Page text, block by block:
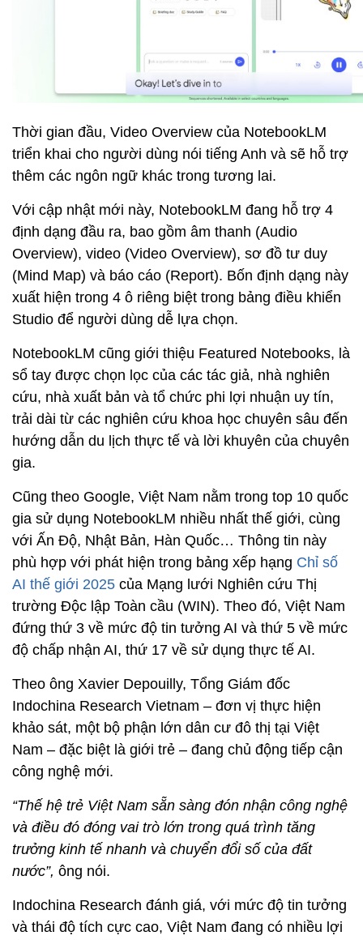
Thời gian đầu, Video Overview của NotebookLM
triển khai cho người dùng nói tiếng Anh và sẽ hỗ trợ
thêm các ngôn ngữ khác trong tương lai.
Với cập nhật mới này, NotebookLM đang hỗ trợ 4
định dạng đầu ra, bao gồm âm thanh (Audio
Overview), video (Video Overview), sơ đồ tư duy
(Mind Map) và báo cáo (Report). Bốn định dạng này
xuất hiện trong 4 ô riêng biệt trong bảng điều khiển
Studio để người dùng dễ lựa chọn.
NotebookLM cũng giới thiệu Featured Notebooks, là
sổ tay được chọn lọc của các tác giả, nhà nghiên
cứu, nhà xuất bản và tổ chức phi lợi nhuận uy tín,
trải dài từ các nghiên cứu khoa học chuyên sâu đến
hướng dẫn du lịch thực tế và lời khuyên của chuyên
gia.
Cũng theo Google, Việt Nam nằm trong top 10 quốc
gia sử dụng NotebookLM nhiều nhất thế giới, cùng
với Ấn Độ, Nhật Bản, Hàn Quốc… Thông tin này
phù hợp với phát hiện trong bảng xếp hạng Chỉ số
AI thế giới 2025 của Mạng lưới Nghiên cứu Thị
trường Độc lập Toàn cầu (WIN). Theo đó, Việt Nam
đứng thứ 3 về mức độ tin tưởng AI và thứ 5 về mức
độ chấp nhận AI, thứ 17 về sử dụng thực tế AI.
Theo ông Xavier Depouilly, Tổng Giám đốc
Indochina Research Vietnam – đơn vị thực hiện
khảo sát, một bộ phận lớn dân cư đô thị tại Việt
Nam – đặc biệt là giới trẻ – đang chủ động tiếp cận
công nghệ mới.
“Thế hệ trẻ Việt Nam sẵn sàng đón nhận công nghệ
và điều đó đóng vai trò lớn trong quá trình tăng
trưởng kinh tế nhanh và chuyển đổi số của đất
nước”, ông nói.
Indochina Research đánh giá, với mức độ tin tưởng
và thái độ tích cực cao, Việt Nam đang có nhiều lợi